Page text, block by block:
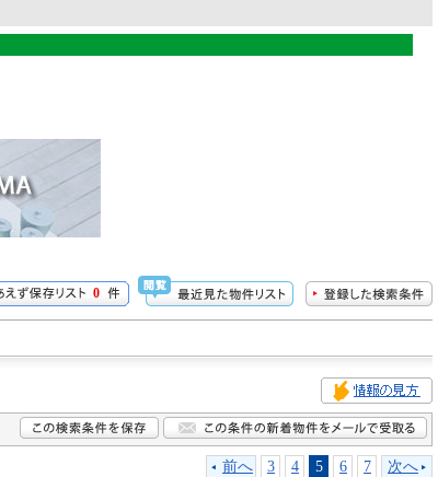
0
前へ 3 4 5 6 7 次へ